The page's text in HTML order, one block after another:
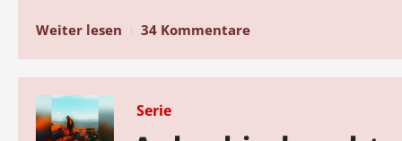
Weiter lesen 34 Kommentare
Serie